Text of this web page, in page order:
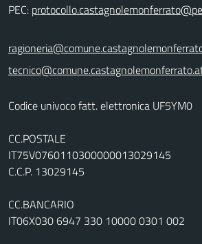
PEC:
Codice univoco fatt. elettronica UF5YM0
CC.POSTALE
IT75V0760110300000013029145
C.C.P. 13029145
CC.BANCARIO
IT06X030 6947 330 10000 0301 002